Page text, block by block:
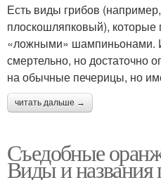
Есть виды грибов
плоскошляпковый), которые
«ложными» шампиньонами.
смертельно, но достаточно
на обычные печерицы, но
читать дальше →
Съедобные
Виды и названия